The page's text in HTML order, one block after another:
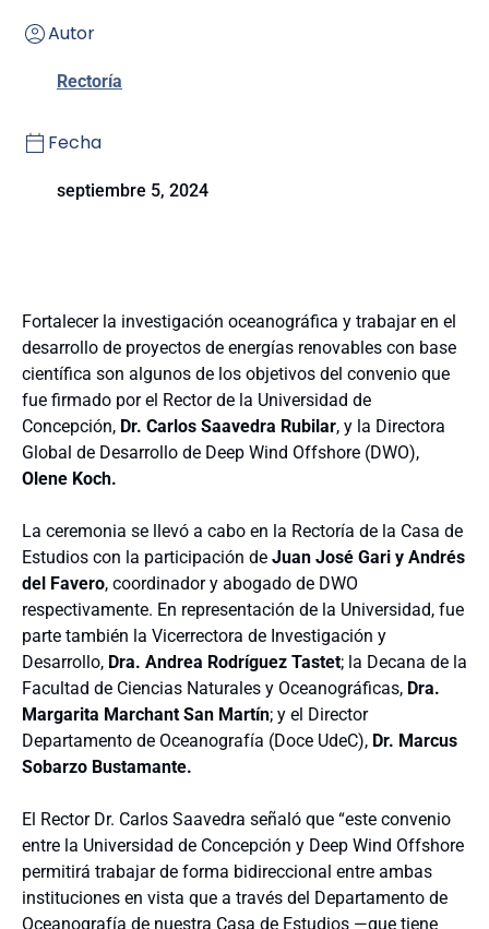
Autor
Rectoría
Fecha
septiembre 5, 2024
Fortalecer la investigación oceanográfica y trabajar en el
desarrollo de proyectos de energías renovables con base
científica son algunos de los objetivos del convenio que
fue firmado por el Rector de la Universidad de
Concepción, Dr. Carlos Saavedra Rubilar, y la Directora
Global de Desarrollo de Deep Wind Offshore (DWO),
Olene Koch.
La ceremonia se llevó a cabo en la Rectoría de la Casa de
Estudios con la participación de Juan José Gari y Andrés
del Favero, coordinador y abogado de DWO
respectivamente. En representación de la Universidad, fue
parte también la Vicerrectora de Investigación y
Desarrollo, Dra. Andrea Rodríguez Tastet; la Decana de la
Facultad de Ciencias Naturales y Oceanográficas, Dra.
Margarita Marchant San Martín; y el Director
Departamento de Oceanografía (Doce UdeC), Dr. Marcus
Sobarzo Bustamante.
El Rector Dr. Carlos Saavedra señaló que “este convenio
entre la Universidad de Concepción y Deep Wind Offshore
permitirá trabajar de forma bidireccional entre ambas
instituciones en vista que a través del Departamento de
Oceanografía de nuestra Casa de Estudios ―que tiene